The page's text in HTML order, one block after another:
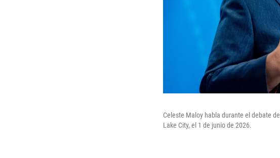
Celeste Maloy habla durante el debate
Lake City, el 1 de junio de 2026.